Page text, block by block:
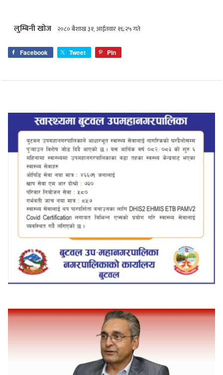
लुम्बिनी खोज २०८० बैशाख ३१, आईतवार १६:२५ गते
Facebook Tweet Pin